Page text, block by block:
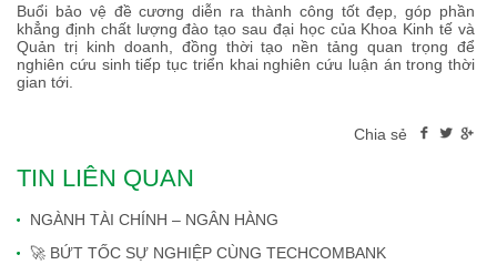
Buổi bảo vệ đề cương diễn ra thành công tốt đẹp, góp phần
khẳng định chất lượng đào tạo sau đại học của Khoa Kinh tế và
Quản trị kinh doanh, đồng thời tạo nền tảng quan trọng để
nghiên cứu sinh tiếp tục triển khai nghiên cứu luận án trong thời
gian tới.
Chia sẻ
TIN LIÊN QUAN
NGÀNH TÀI CHÍNH – NGÂN HÀNG
🚀 BỨT TỐC SỰ NGHIỆP CÙNG TECHCOMBANK